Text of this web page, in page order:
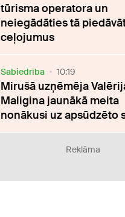
tūrisma operatora un
neiegādāties tā
ceļojumus
Sabiedrība 10:19
Mirušā uzņēmēja
Maligina jaunākā meita
nonākusi uz apsūdzēto
Reklāma